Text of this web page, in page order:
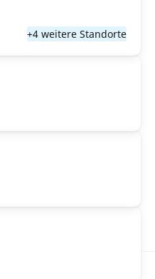
+4 weitere Standorte